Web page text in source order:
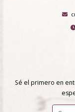
Sé el primero en